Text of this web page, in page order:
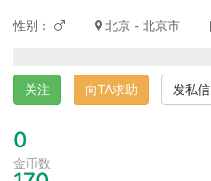
性别： 北京 - 北京市
关注 向TA求助 发私信
0
金币数